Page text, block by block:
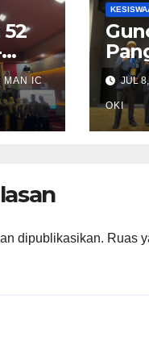
MAN IC JUL
OKI
dipublikasikan. Ruas